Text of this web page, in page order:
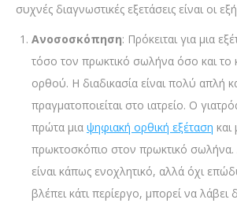
συχνές διαγνωστικές εξετάσεις είναι οι
Ανοσοσκόπηση: Πρόκειται για μια
τόσο τον πρωκτικό σωλήνα όσο και το
ορθού. Η διαδικασία είναι πολύ απλή
πραγματοποιείται στο ιατρείο. Ο
πρώτα μια ψηφιακή ορθική εξέταση και
πρωκτοσκόπιο στον πρωκτικό σωλήνα.
είναι κάπως ενοχλητικό, αλλά όχι
βλέπει κάτι περίεργο, μπορεί να λάβει